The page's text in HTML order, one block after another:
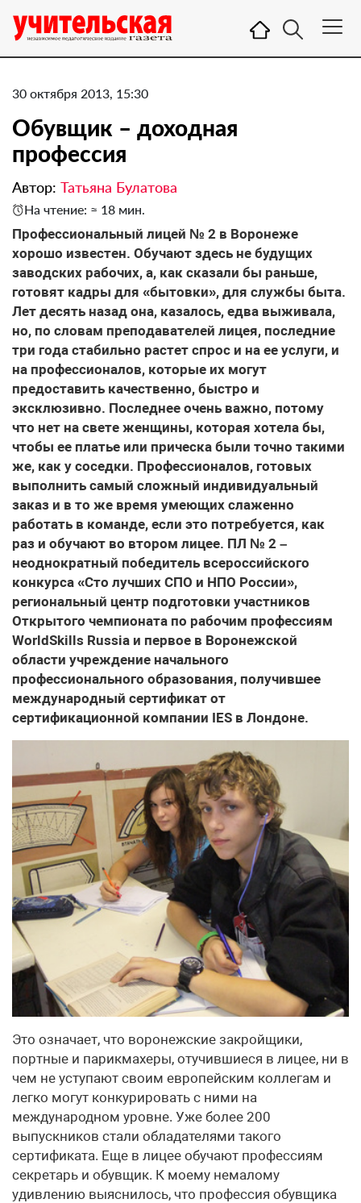
30 октября 2013, 15:30
Обувщик – доходная
профессия
Автор: Татьяна Булатова
На чтение: ≈ 18 мин.
Профессиональный лицей № 2 в Воронеже
хорошо известен. Обучают здесь не будущих
заводских рабочих, а, как сказали бы раньше,
готовят кадры для «бытовки», для службы быта.
Лет десять назад она, казалось, едва выживала,
но, по словам преподавателей лицея, последние
три года стабильно растет спрос и на ее услуги, и
на профессионалов, которые их могут
предоставить качественно, быстро и
эксклюзивно. Последнее очень важно, потому
что нет на свете женщины, которая хотела бы,
чтобы ее платье или прическа были точно такими
же, как у соседки. Профессионалов, готовых
выполнить самый сложный индивидуальный
заказ и в то же время умеющих слаженно
работать в команде, если это потребуется, как
раз и обучают во втором лицее. ПЛ № 2 –
неоднократный победитель всероссийского
конкурса «Сто лучших СПО и НПО России»,
региональный центр подготовки участников
Открытого чемпионата по рабочим профессиям
WorldSkills Russia и первое в Воронежской
области учреждение начального
профессионального образования, получившее
международный сертификат от
сертификационной компании IES в Лондоне.
Это означает, что воронежские закройщики,
портные и парикмахеры, отучившиеся в лицее, ни в
чем не уступают своим европейским коллегам и
легко могут конкурировать с ними на
международном уровне. Уже более 200
выпускников стали обладателями такого
сертификата. Еще в лицее обучают профессиям
секретарь и обувщик. К моему немалому
удивлению выяснилось, что профессия обувщика